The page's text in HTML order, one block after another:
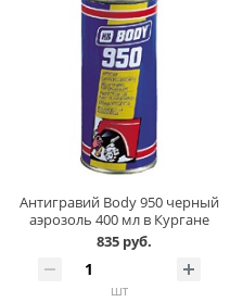
Антигравий Body 950 черный
аэрозоль 400 мл в Кургане
835 руб.
шт